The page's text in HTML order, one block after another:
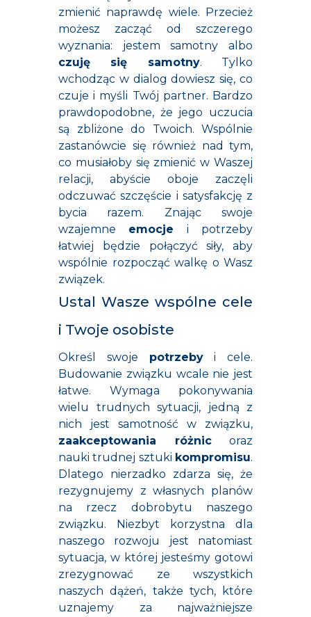
zmienić naprawdę wiele. Przecież
możesz zacząć od szczerego
wyznania: jestem samotny albo
czuję się samotny. Tylko
wchodząc w dialog dowiesz się, co
czuje i myśli Twój partner. Bardzo
prawdopodobne, że jego uczucia
są zbliżone do Twoich. Wspólnie
zastanówcie się również nad tym,
co musiałoby się zmienić w Waszej
relacji, abyście oboje zaczęli
odczuwać szczęście i satysfakcję z
bycia razem. Znając swoje
wzajemne emocje i potrzeby
łatwiej będzie połączyć siły, aby
wspólnie rozpocząć walkę o Wasz
związek.
Ustal Wasze wspólne cele
i Twoje osobiste
Określ swoje potrzebyi cele.
Budowanie związku wcale nie jest
łatwe. Wymaga pokonywania
wielu trudnych sytuacji, jedną z
nich jest samotność w związku,
zaakceptowania różnicoraz
nauki trudnej sztuki kompromisu.
Dlatego nierzadko zdarza się, że
rezygnujemy z własnych planów
na rzecz dobrobytu naszego
związku. Niezbyt korzystna dla
naszego rozwoju jest natomiast
sytuacja, w której jesteśmy gotowi
zrezygnować ze wszystkich
naszych dążeń, także tych, które
uznajemy za najważniejsze